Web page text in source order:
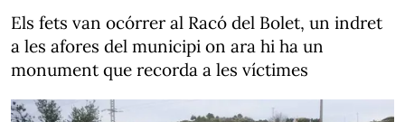
Els fets van ocórrer al Racó del Bolet, un indret
a les afores del municipi on ara hi ha un
monument que recorda a les víctimes